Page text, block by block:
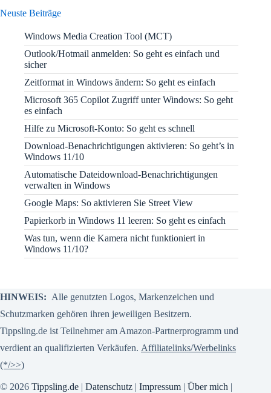
Neuste Beiträge
Windows Media Creation Tool (MCT)
Outlook/Hotmail anmelden: So geht es einfach und
sicher
Zeitformat in Windows ändern: So geht es einfach
Microsoft 365 Copilot Zugriff unter Windows: So geht
es einfach
Hilfe zu Microsoft-Konto: So geht es schnell
Download-Benachrichtigungen aktivieren: So geht’s in
Windows 11/10
Automatische Dateidownload-Benachrichtigungen
verwalten in Windows
Google Maps: So aktivieren Sie Street View
Papierkorb in Windows 11 leeren: So geht es einfach
Was tun, wenn die Kamera nicht funktioniert in
Windows 11/10?
HINWEIS: Alle genutzten Logos, Markenzeichen und
Schutzmarken gehören ihren jeweiligen Besitzern.
Tippsling.de ist Teilnehmer am Amazon-Partnerprogramm und
verdient an qualifizierten Verkäufen. Affiliatelinks/Werbelinks
(*/>>)
© 2026 Tippsling.de | Datenschutz | Impressum | Über mich |